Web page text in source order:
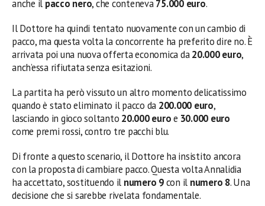
anche il pacco nero, che conteneva75.000 euro.
Il Dottore ha quindi tentato nuovamente con un cambio di
pacco, ma questa volta la concorrente ha preferito dire no. È
arrivata poi una nuova offerta economica da20.000 euro,
anch’essa rifiutata senza esitazioni.
La partita ha però vissuto un altro momento delicatissimo
quando è stato eliminato il pacco da 200.000 euro,
lasciando in gioco soltanto 20.000 euroe 30.000 euro
come premi rossi, contro tre pacchi blu.
Di fronte a questo scenario, il Dottore ha insistito ancora
con la proposta di cambiare pacco. Questa volta Annalidia
ha accettato, sostituendo il numero 9con il numero 8. Una
decisione che si sarebbe rivelata fondamentale.